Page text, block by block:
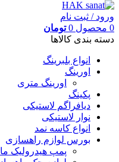
ورود / ثبت نام
0 محصول 0 تومان
دسته بندی کالاها
انواع بلبرینگ
اورینگ
اورینگ متری
پکینگ
دیافراگم لاستیکی
نوار لاستیکی
انواع کاسه نمد
بورس لوازم راهسازی
پمپ هیدرولیک